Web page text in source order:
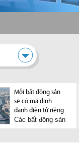
Mỗi bất động sản
sẽ có mã định
danh điện tử riêng
Các bất động sản